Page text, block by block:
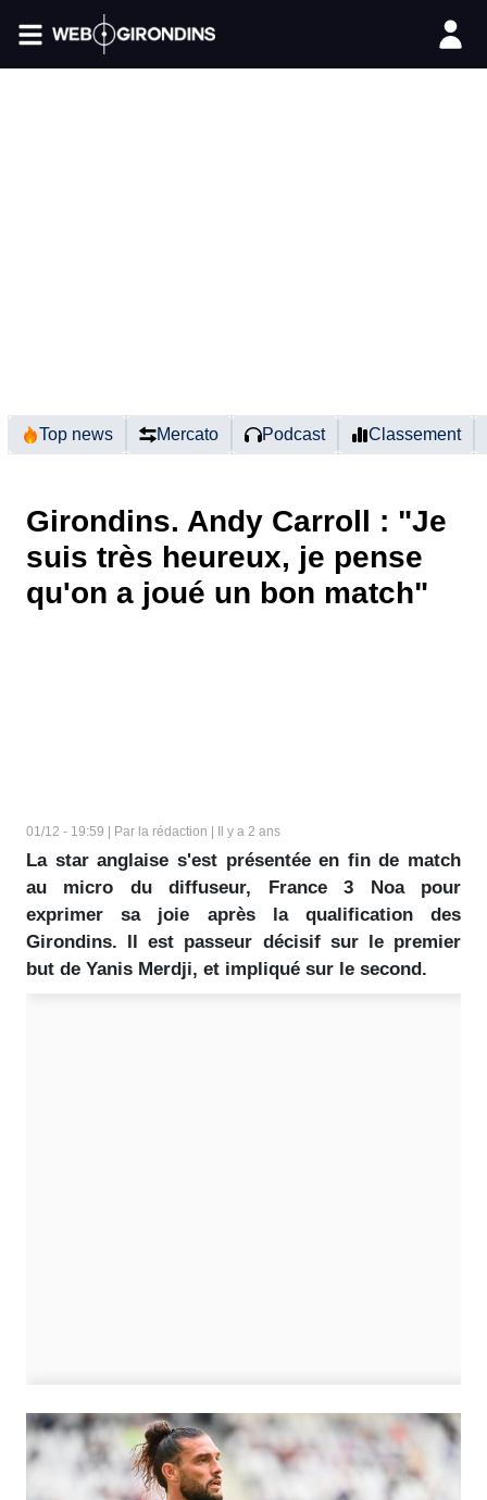
Top news Mercato Podcast Classement
Girondins. Andy Carroll : "Je
suis très heureux, je pense
qu'on a joué un bon match"
01/12 - 19:59 | Par la rédaction | Il y a 2 ans
La star anglaise s'est présentée en fin de match
au micro du diffuseur, France 3 Noa pour
exprimer sa joie après la qualification des
Girondins. Il est passeur décisif sur le premier
but de Yanis Merdji, et impliqué sur le second.